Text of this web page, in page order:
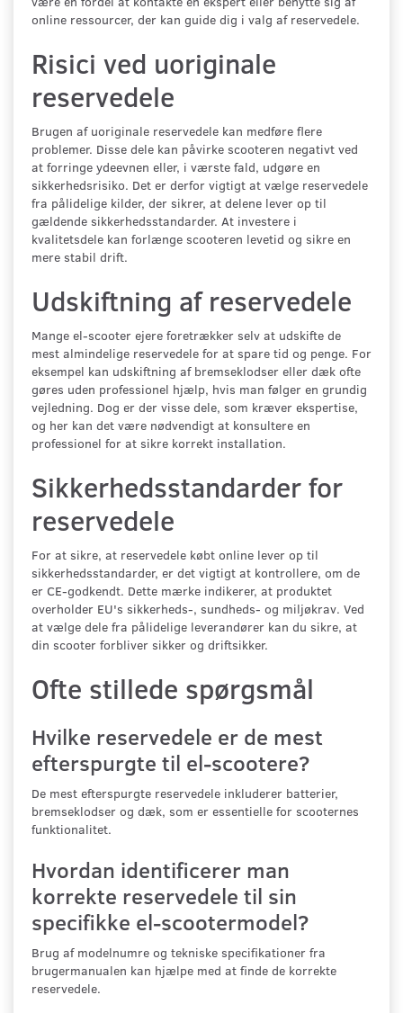
online ressourcer, der kan guide dig i valg af reservedele.
Risici ved uoriginale
reservedele
Brugen af uoriginale reservedele kan medføre flere
problemer. Disse dele kan påvirke scooteren negativt ved
at forringe ydeevnen eller, i værste fald, udgøre en
sikkerhedsrisiko. Det er derfor vigtigt at vælge reservedele
fra pålidelige kilder, der sikrer, at delene lever op til
gældende sikkerhedsstandarder. At investere i
kvalitetsdele kan forlænge scooteren levetid og sikre en
mere stabil drift.
Udskiftning af reservedele
Mange el-scooter ejere foretrækker selv at udskifte de
mest almindelige reservedele for at spare tid og penge. For
eksempel kan udskiftning af bremseklodser eller dæk ofte
gøres uden professionel hjælp, hvis man følger en grundig
vejledning. Dog er der visse dele, som kræver ekspertise,
og her kan det være nødvendigt at konsultere en
professionel for at sikre korrekt installation.
Sikkerhedsstandarder for
reservedele
For at sikre, at reservedele købt online lever op til
sikkerhedsstandarder, er det vigtigt at kontrollere, om de
er CE-godkendt. Dette mærke indikerer, at produktet
overholder EU's sikkerheds-, sundheds- og miljøkrav. Ved
at vælge dele fra pålidelige leverandører kan du sikre, at
din scooter forbliver sikker og driftsikker.
Ofte stillede spørgsmål
Hvilke reservedele er de mest
efterspurgte til el-scootere?
De mest efterspurgte reservedele inkluderer batterier,
bremseklodser og dæk, som er essentielle for scooternes
funktionalitet.
Hvordan identificerer man
korrekte reservedele til sin
specifikke el-scootermodel?
Brug af modelnumre og tekniske specifikationer fra
brugermanualen kan hjælpe med at finde de korrekte
reservedele.